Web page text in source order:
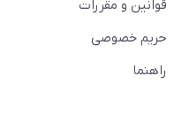
قوانین و مقررات
حریم خصوصی
راهنما